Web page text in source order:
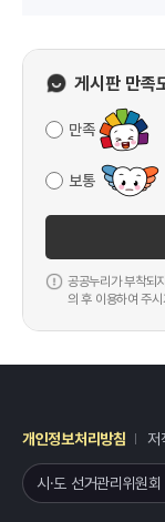
게시판 만족
만족
보통
공공누리가 부착되
의 후 이용하여 주
개인정보처리방침 저
시·도 선거관리위원회